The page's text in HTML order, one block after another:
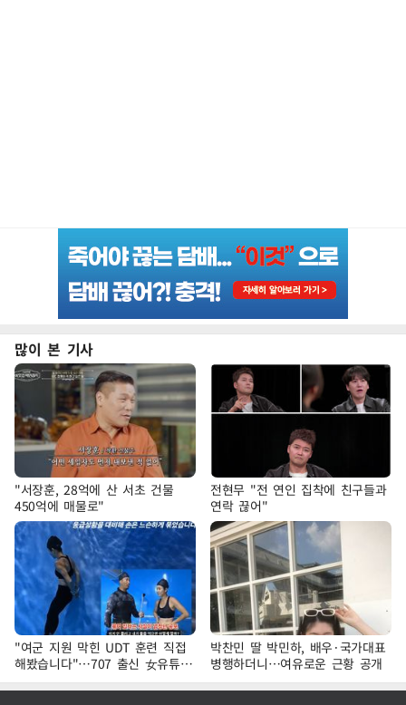
많이 본 기사
"서장훈, 28억에 산 서초 건물
450억에 매물로"
전현무 "전 연인 집착에 친구들과
연락 끊어"
"여군 지원 막힌 UDT 훈련 직접
해봤습니다"…707 출신 女유튜버
'완벽 소화'
박찬민 딸 박민하, 배우·국가대표
병행하더니…여유로운 근황 공개